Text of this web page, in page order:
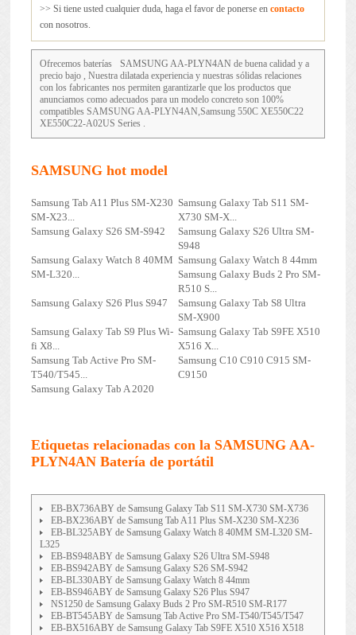
>> Si tiene usted cualquier duda, haga el favor de ponerse en contacto
con nosotros.
Ofrecemos baterías SAMSUNG AA-PLYN4AN de buena calidad y a
precio bajo , Nuestra dilatada experiencia y nuestras sólidas relaciones
con los fabricantes nos permiten garantizarle que los productos que
anunciamos como adecuados para un modelo concreto son 100%
compatibles SAMSUNG AA-PLYN4AN,Samsung 550C XE550C22
XE550C22-A02US Series .
SAMSUNG hot model
Samsung Tab A11 Plus SM-X230
SM-X23...
Samsung Galaxy Tab S11 SM-
X730 SM-X...
Samsung Galaxy S26 SM-S942
Samsung Galaxy S26 Ultra SM-
S948
Samsung Galaxy Watch 8 40MM
SM-L320...
Samsung Galaxy Watch 8 44mm
Samsung Galaxy Buds 2 Pro SM-
R510 S...
Samsung Galaxy S26 Plus S947
Samsung Galaxy Tab S8 Ultra
SM-X900
Samsung Galaxy Tab S9 Plus Wi-
fi X8...
Samsung Galaxy Tab S9FE X510
X516 X...
Samsung Tab Active Pro SM-
T540/T545...
Samsung C10 C910 C915 SM-
C9150
Samsung Galaxy Tab A 2020
Etiquetas relacionadas con la SAMSUNG AA-
PLYN4AN Batería de portátil
EB-BX736ABY de Samsung Galaxy Tab S11 SM-X730 SM-X736
EB-BX236ABY de Samsung Tab A11 Plus SM-X230 SM-X236
EB-BL325ABY de Samsung Galaxy Watch 8 40MM SM-L320 SM-
L325
EB-BS948ABY de Samsung Galaxy S26 Ultra SM-S948
EB-BS942ABY de Samsung Galaxy S26 SM-S942
EB-BL330ABY de Samsung Galaxy Watch 8 44mm
EB-BS946ABY de Samsung Galaxy S26 Plus S947
NS1250 de Samsung Galaxy Buds 2 Pro SM-R510 SM-R177
EB-BT545ABY de Samsung Tab Active Pro SM-T540/T545/T547
EB-BX516ABY de Samsung Galaxy Tab S9FE X510 X516 X518